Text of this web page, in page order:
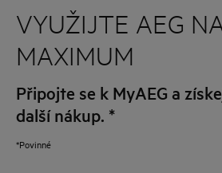
VYUŽIJTE AEG
MAXIMUM
Připojte se k MyAEG a
další nákup. *
*Povinné